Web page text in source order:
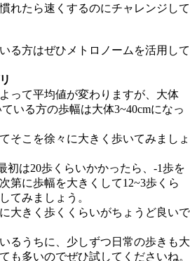
れたら速くするのにチャレンジして
る方はぜひメトロノームを活用して
って平均値が変わりますが、大体
いる方の歩幅は大体3~40cmになっ
そこを徐々に大きく歩いてみましょ
初は20歩くらいかかったら、-1歩を
第に歩幅を大きくして12~3歩くら
てみましょう。
大きく歩くくらいがちょうど良いで
るうちに、少しずつ日常の歩きも大
も多いのでぜひ試してくださいね。